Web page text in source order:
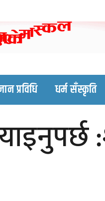
site
प्रविधि धर्म सँस्कृति